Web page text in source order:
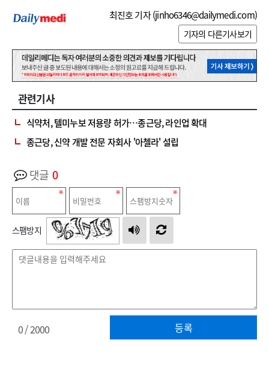
최진호 기자 (jinho6346@dailymedi.com)
기자의 다른기사보기
관련기사
식약처, 텔미누보 저용량 허가…종근당, 라인업 확대
종근당, 신약 개발 전문 자회사 '아첼라' 설립
댓글 0
스팸방지
등록
0/ 2000